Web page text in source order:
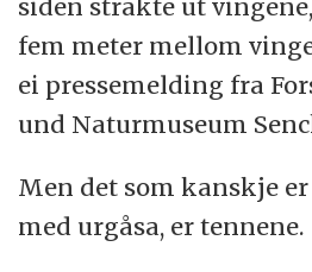
siden strakte ut
fem meter mellom
ei pressemelding fra
und Naturmuseum
Men det som kanskje
med urgåsa, er tennene.